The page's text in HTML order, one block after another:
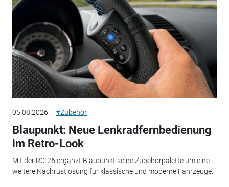
05.08.2026 #Zubehör
Blaupunkt: Neue Lenkradfernbedienung
im Retro-Look
Mit der RC-26 ergänzt Blaupunkt seine Zubehörpalette um eine
weitere Nachrüstlösung für klassische und moderne Fahrzeuge.